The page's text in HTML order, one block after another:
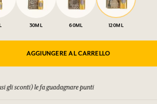
30ML 60ML 120ML
AGGIUNGERE AL CARRELLO